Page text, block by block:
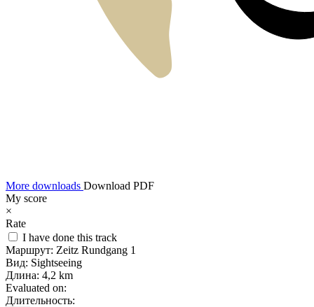
More downloads Download PDF
My score
×
Rate
I have done this track
Маршрут: Zeitz Rundgang 1
Вид: Sightseeing
Длина: 4,2 km
Evaluated on:
Длительность: